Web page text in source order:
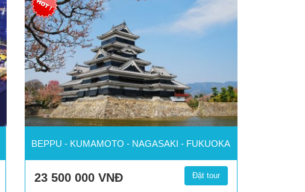
BEPPU - KUMAMOTO - NAGASAKI - FUKUOKA
23 500 000 VNĐ Đặt tour